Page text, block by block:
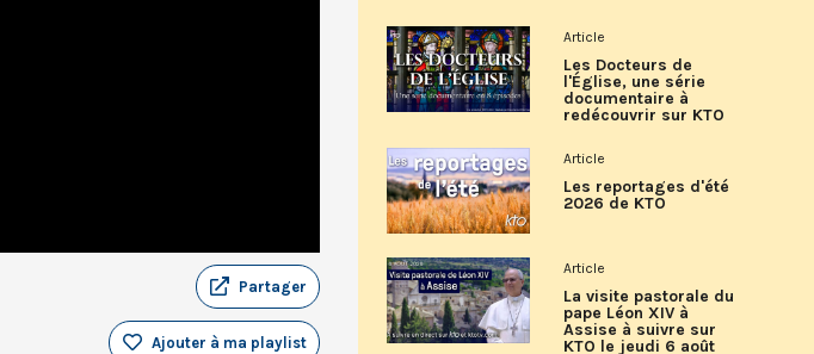
Partager
Ajouter à ma playlist
Article
Les Docteurs de
l'Église, une série
documentaire à
redécouvrir sur KTO
Article
Les reportages d'été
2026 de KTO
Article
La visite pastorale du
pape Léon XIV à
Assise à suivre sur
KTO le jeudi 6 août